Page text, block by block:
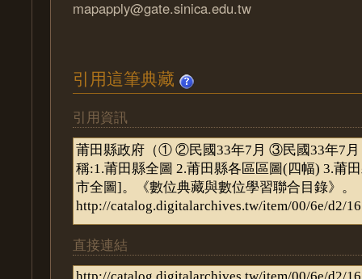
mapapply@gate.sinica.edu.tw
引用這筆典藏
引用資訊
直接連結